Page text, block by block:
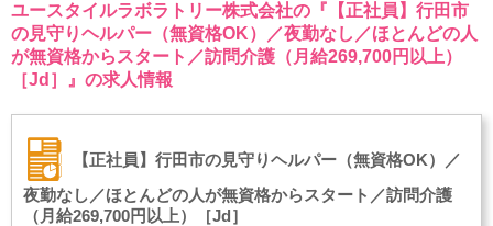
ユースタイルラボラトリー株式会社の『【正社員】行田市
の見守りヘルパー（無資格OK）／夜勤なし／ほとんどの人
が無資格からスタート／訪問介護（月給269,700円以上）
［Jd］』の求人情報
【正社員】行田市の見守りヘルパー（無資格OK）／
夜勤なし／ほとんどの人が無資格からスタート／訪問介護
（月給269,700円以上）［Jd］